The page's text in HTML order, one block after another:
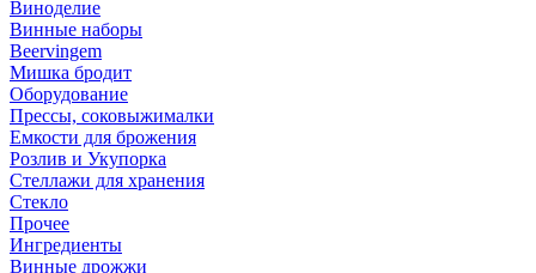
Виноделие
Винные наборы
Beervingem
Мишка бродит
Оборудование
Прессы, соковыжималки
Емкости для брожения
Розлив и Укупорка
Стеллажи для хранения
Стекло
Прочее
Ингредиенты
Винные дрожжи